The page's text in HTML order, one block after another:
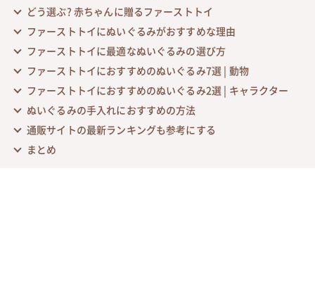
どう選ぶ? 赤ちゃんに贈るファーストトイ
ファーストトイにぬいぐるみがおすすめな理由
ファーストトイに最適なぬいぐるみの選び方
ファーストトイにおすすめのぬいぐるみ7選 | 動物
ファーストトイにおすすめのぬいぐるみ2選 | キャラクター
ぬいぐるみの手入れにおすすめの方法
通販サイトの最新ランキングも参考にする
まとめ